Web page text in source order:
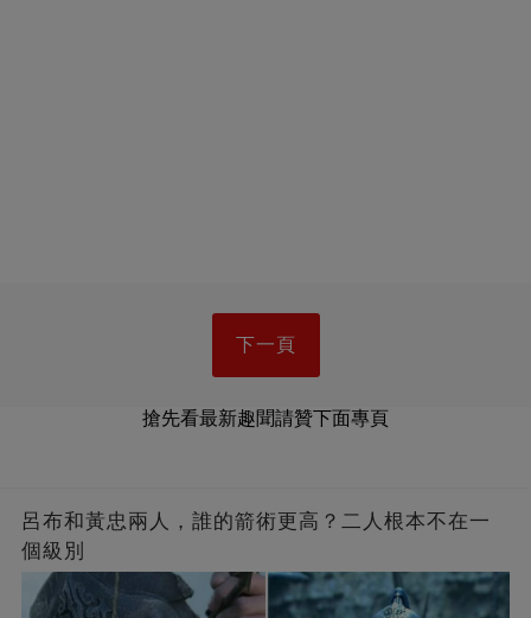
下一頁
搶先看最新趣聞請贊下面專頁
呂布和黃忠兩人，誰的箭術更高？二人根本不在一
個級別